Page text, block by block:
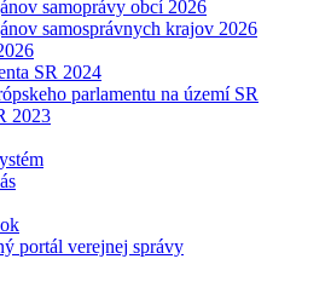
samoprávy obcí 2026
samosprávnych krajov 2026
SR 2024
parlamentu na území SR
2023
portál verejnej správy